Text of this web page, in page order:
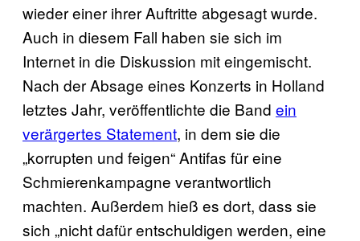
wieder einer ihrer Auftritte abgesagt wurde.
Auch in diesem Fall haben sie sich im
Internet in die Diskussion mit eingemischt.
Nach der Absage eines Konzerts in Holland
letztes Jahr, veröffentlichte die Band ein
verärgertes Statement, in dem sie die
„korrupten und feigen“ Antifas für eine
Schmierenkampagne verantwortlich
machten. Außerdem hieß es dort, dass sie
sich „nicht dafür entschuldigen werden, eine